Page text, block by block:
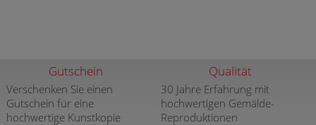
Gutschein
Verschenken Sie einen
Gutschein für eine
hochwertige Kunstkopie
Qualität
30 Jahre Erfahrung mit
hochwertigen Gemälde-
Reproduktionen